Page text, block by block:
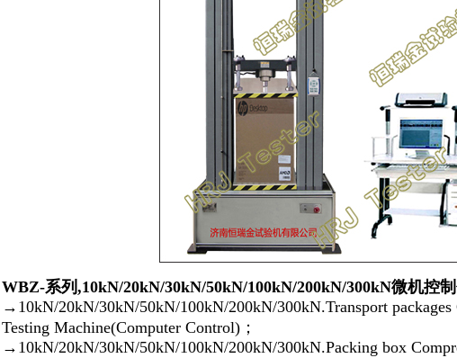
WBZ-系列,10kN/20kN/30kN/50kN/100kN/200kN/300kN微机控
→10kN/20kN/30kN/50kN/100kN/200kN/300kN.Transport packages
Testing Machine(Computer Control)；
→10kN/20kN/30kN/50kN/100kN/200kN/300kN.Packing box